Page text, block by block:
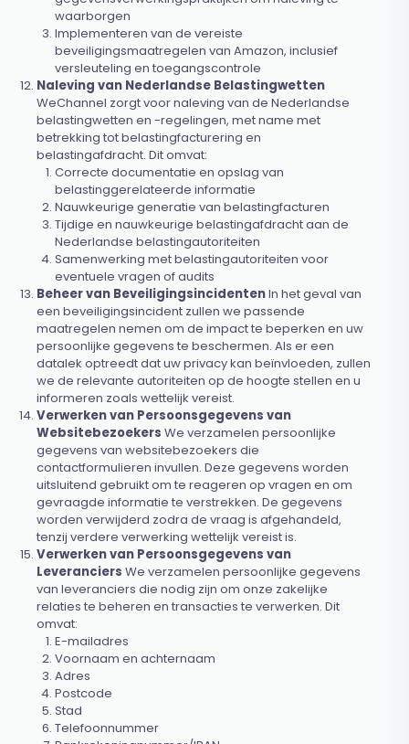
waarborgen
Implementeren van de vereiste
beveiligingsmaatregelen van Amazon, inclusief
versleuteling en toegangscontrole
Naleving van Nederlandse Belastingwetten
WeChannel zorgt voor naleving van de Nederlandse
belastingwetten en -regelingen, met name met
betrekking tot belastingfacturering en
belastingafdracht. Dit omvat:
Correcte documentatie en opslag van
belastinggerelateerde informatie
Nauwkeurige generatie van belastingfacturen
Tijdige en nauwkeurige belastingafdracht aan de
Nederlandse belastingautoriteiten
Samenwerking met belastingautoriteiten voor
eventuele vragen of audits
Beheer van BeveiligingsincidentenIn het geval van
een beveiligingsincident zullen we passende
maatregelen nemen om de impact te beperken en uw
persoonlijke gegevens te beschermen. Als er een
datalek optreedt dat uw privacy kan beïnvloeden, zullen
we de relevante autoriteiten op de hoogte stellen en u
informeren zoals wettelijk vereist.
Verwerken van Persoonsgegevens van
Websitebezoekers We verzamelen persoonlijke
gegevens van websitebezoekers die
contactformulieren invullen. Deze gegevens worden
uitsluitend gebruikt om te reageren op vragen en om
gevraagde informatie te verstrekken. De gegevens
worden verwijderd zodra de vraag is afgehandeld,
tenzij verdere verwerking wettelijk vereist is.
Verwerken van Persoonsgegevens van
Leveranciers We verzamelen persoonlijke gegevens
van leveranciers die nodig zijn om onze zakelijke
relaties te beheren en transacties te verwerken. Dit
omvat:
E-mailadres
Voornaam en achternaam
Adres
Postcode
Stad
Telefoonnummer